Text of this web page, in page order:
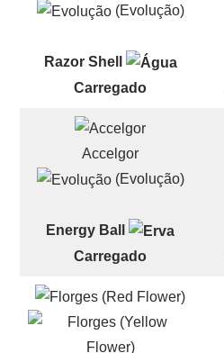
(Evolução)
Razor Shell
Carregado
Accelgor
(Evolução)
Energy Ball
Carregado